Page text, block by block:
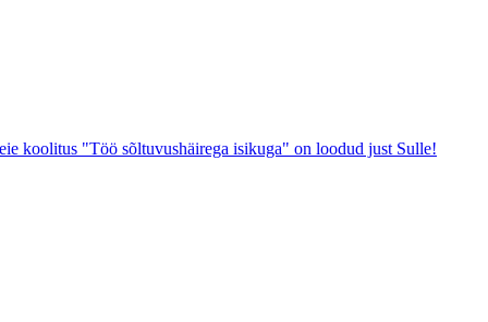
koolitus "Töö sõltuvushäirega isikuga" on loodud just Sulle!